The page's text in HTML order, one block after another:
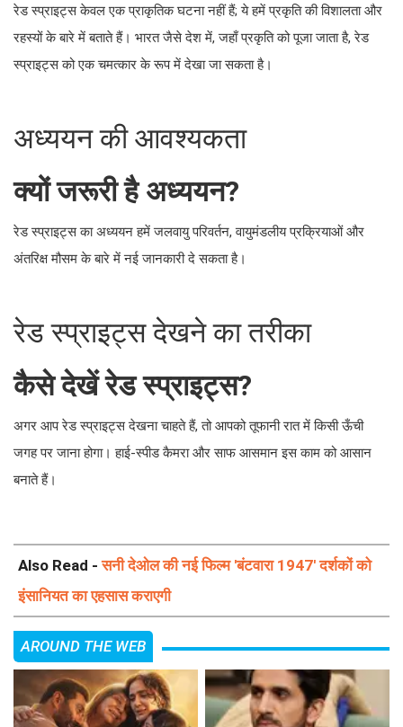
रेड स्प्राइट्स केवल एक प्राकृतिक घटना नहीं हैं; ये हमें प्रकृति की विशालता और
रहस्यों के बारे में बताते हैं। भारत जैसे देश में, जहाँ प्रकृति को पूजा जाता है, रेड
स्प्राइट्स को एक चमत्कार के रूप में देखा जा सकता है।
अध्ययन की आवश्यकता
क्यों जरूरी है अध्ययन?
रेड स्प्राइट्स का अध्ययन हमें जलवायु परिवर्तन, वायुमंडलीय प्रक्रियाओं और
अंतरिक्ष मौसम के बारे में नई जानकारी दे सकता है।
रेड स्प्राइट्स देखने का तरीका
कैसे देखें रेड स्प्राइट्स?
अगर आप रेड स्प्राइट्स देखना चाहते हैं, तो आपको तूफानी रात में किसी ऊँची
जगह पर जाना होगा। हाई-स्पीड कैमरा और साफ आसमान इस काम को आसान
बनाते हैं।
Also Read -सनी देओल की नई फिल्म 'बंटवारा 1947' दर्शकों को
इंसानियत का एहसास कराएगी
AROUND THE WEB